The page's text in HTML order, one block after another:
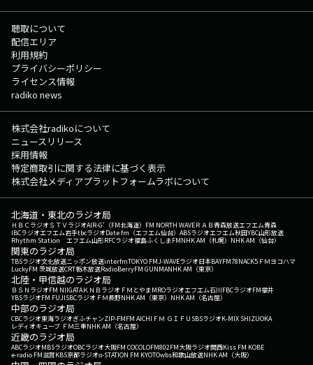
聴取について
配信エリア
利用規約
プライバシーポリシー
ライセンス情報
radiko news
株式会社radikoについて
ニュースリリース
採用情報
特定商取引に関する法律に基づく表示
株式会社メディアプラットフォームラボについて
北海道・東北のラジオ局
ＨＢＣラジオＳＴＶラジオAIR-G'（FM北海道） FM NORTH WAVEＲＡＢ青森放送エフエム青森
IBCラジオエフエム岩手tbcラジオDate fm（エフエム仙台） ABSラジオエフエム秋田YBC山形放送
Rhythm Station エフエム山形RFCラジオ福島ふくしまFMNHK AM（札幌） NHK AM（仙台）
関東のラジオ局
TBSラジオ文化放送ニッポン放送interfmTOKYO FMJ-WAVEラジオ日本BAYFM78NACK5 ＦＭヨコハマ
LuckyFM 茨城放送CRT栃木放送RadioBerryFM GUNMANHK AM（東京）
北陸・甲信越のラジオ局
ＢＳＮラジオFM NIIGATAＫＮＢラジオ ＦＭとやまMROラジオエフエム石川FBCラジオFM福井
YBSラジオFM FUJISBCラジオ ＦＭ長野NHK AM（東京） NHK AM（名古屋）
中部のラジオ局
CBCラジオ東海ラジオぎふチャンZIP-FMFM AICHI ＦＭ ＧＩＦＵ SBSラジオK-MIX SHIZUOKA
レディオキューブ ＦＭ三重NHK AM（名古屋）
近畿のラジオ局
ABCラジオMBSラジオOBCラジオ大阪FM COCOLOFM802FM大阪ラジオ関西Kiss FM KOBE
e-radio FM滋賀KBS京都ラジオα-STATION FM KYOTOwbs和歌山放送NHK AM（大阪）